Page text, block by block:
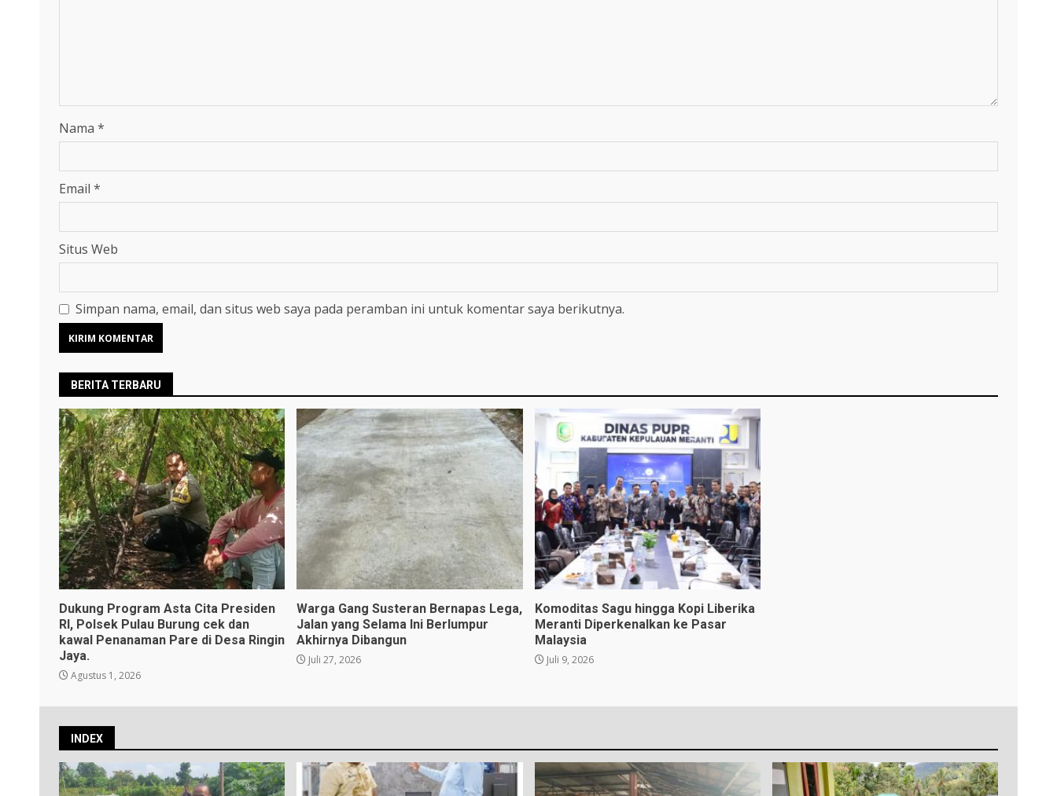
Nama *
Email *
Situs Web
Simpan nama, email, dan situs web saya pada peramban ini untuk komentar saya berikutnya.
BERITA TERBARU
Dukung Program Asta Cita Presiden
RI, Polsek Pulau Burung cek dan
kawal Penanaman Pare di Desa Ringin
Jaya.
Agustus 1, 2026
Warga Gang Susteran Bernapas Lega,
Jalan yang Selama Ini Berlumpur
Akhirnya Dibangun
Juli 27, 2026
Komoditas Sagu hingga Kopi Liberika
Meranti Diperkenalkan ke Pasar
Malaysia
Juli 9, 2026
INDEX